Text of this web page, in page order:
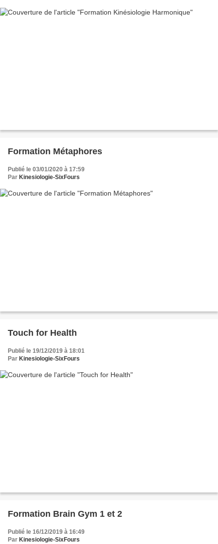
Formation Métaphores
Publié le 03/01/2020 à 17:59
Par Kinesiologie-SixFours
Touch for Health
Publié le 19/12/2019 à 18:01
Par Kinesiologie-SixFours
Formation Brain Gym 1 et 2
Publié le 16/12/2019 à 16:49
Par Kinesiologie-SixFours